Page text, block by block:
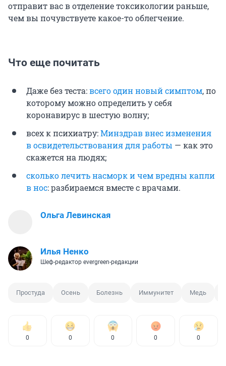
отправит вас в отделение токсикологии раньше,
чем вы почувствуете какое-то облегчение.
Что еще почитать
Даже без теста:всего один новый симптом, по
которому можно определить у себя
коронавирус в шестую волну;
всех к психиатру:Минздрав внес изменения
в освидетельствования для работы — как это
скажется на людях;
сколько лечить насморк и чем вредны капли
в нос: разбираемся вместе с врачами.
Ольга Левинская
Илья Ненко
Шеф-редактор evergreen-редакции
Простуда Осень Болезнь Иммунитет Медь
0 0 0 0 0